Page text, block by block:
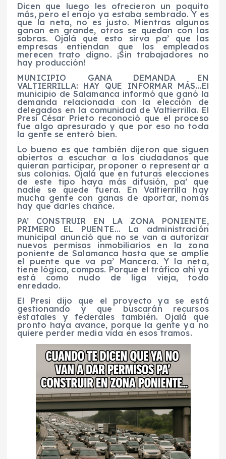
Dicen que luego les ofrecieron un poquito
más, pero el enojo ya estaba sembrado. Y es
que la neta, no es justo. Mientras algunos
ganan en grande, otros se quedan con las
sobras. Ojalá que esto sirva pa’ que las
empresas entiendan que los empleados
merecen trato digno. ¡Sin trabajadores no
hay producción!
MUNICIPIO GANA DEMANDA EN
VALTIERRILLA: HAY QUE INFORMAR MÁS…El
municipio de Salamanca informó que ganó la
demanda relacionada con la elección de
delegados en la comunidad de Valtierrilla. El
Presi César Prieto reconoció que el proceso
fue algo apresurado y que por eso no toda
la gente se enteró bien.
Lo bueno es que también dijeron que siguen
abiertos a escuchar a los ciudadanos que
quieran participar, proponer o representar a
sus colonias. Ojalá que en futuras elecciones
de este tipo haya más difusión, pa’ que
nadie se quede fuera. En Valtierrilla hay
mucha gente con ganas de aportar, nomás
hay que darles chance.
PA’ CONSTRUIR EN LA ZONA PONIENTE,
PRIMERO EL PUENTE… La administración
municipal anunció que no se van a autorizar
nuevos permisos inmobiliarios en la zona
poniente de Salamanca hasta que se amplíe
el puente que va pa’ Mancera. Y la neta,
tiene lógica, compas. Porque el tráfico ahí ya
está como nudo de liga vieja, todo
enredado.
El Presi dijo que el proyecto ya se está
gestionando y que buscarán recursos
estatales y federales también. Ojalá que
pronto haya avance, porque la gente ya no
quiere perder media vida en esos tramos.